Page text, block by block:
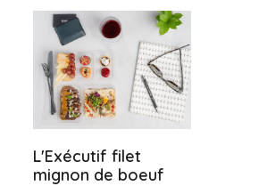
L'Exécutif filet
mignon de boeuf